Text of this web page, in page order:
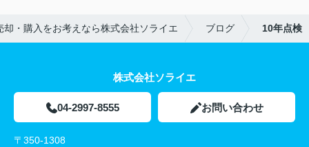
却・購入をお考えなら株式会社ソライエ ブログ 10年点検
株式会社ソライエ
04-2997-8555 お問い合わせ
〒350-1308